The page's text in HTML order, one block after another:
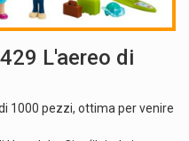
L'aereo di
1000 pezzi, ottima per venire